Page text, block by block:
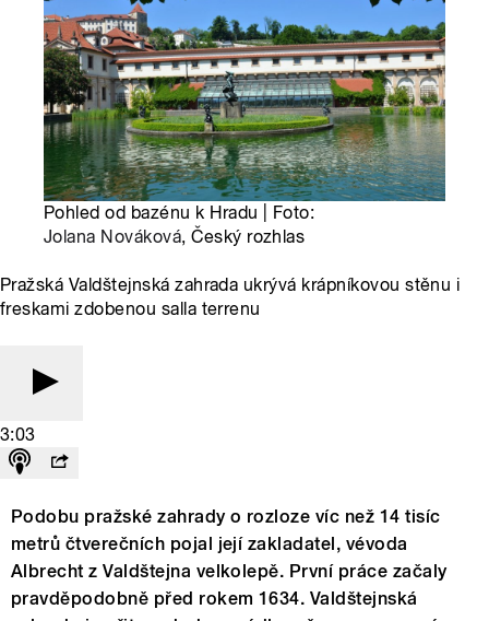
Pohled od bazénu k Hradu | Foto:
Jolana Nováková, Český rozhlas
Pražská Valdštejnská zahrada ukrývá krápníkovou stěnu i
freskami zdobenou salla terrenu
3:03
Podobu pražské zahrady o rozloze víc než 14 tisíc
metrů čtverečních pojal její zakladatel, vévoda
Albrecht z Valdštejna velkolepě. První práce začaly
pravděpodobně před rokem 1634. Valdštejnská